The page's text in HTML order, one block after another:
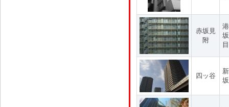
赤坂見
附
目
四ッ谷